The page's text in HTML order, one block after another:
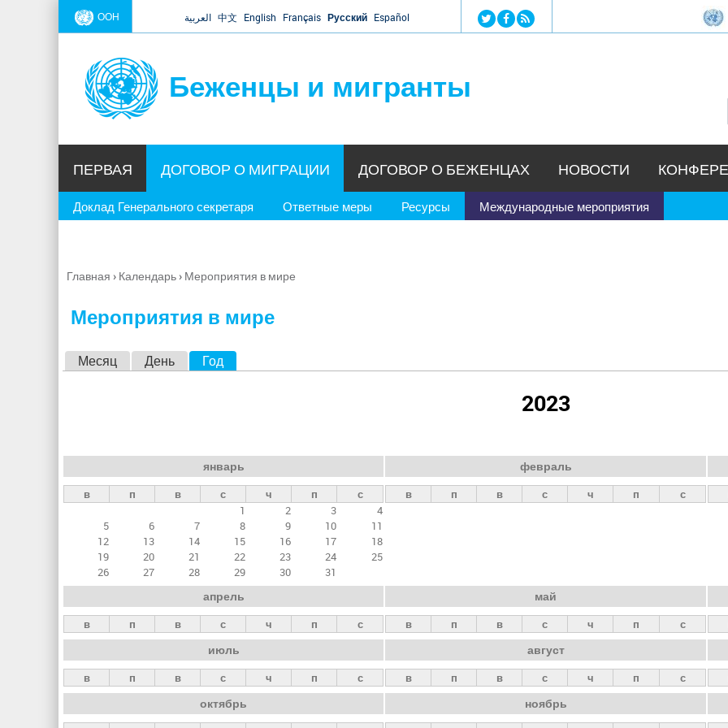
Jump to navigation
ООН العربية 中文 English Français Русский Español
Беженцы и мигранты
ПЕРВАЯ ДОГОВОР О МИГРАЦИИ
Доклад Генерального секретаря Ответные меры Ресурсы Международные мероприятия
ДОГОВОР О БЕЖЕНЦАХ НОВОСТИ
Вы
Главная › Календарь› Мероприятия в мире
Мероприятия в мире
н
ы
е
а
д
к
и
Месяц День Год
2023
январь
в п в с ч п
с
1
2 3
4
5
6 7 8 9 10
11
12
13 14 15 16 17
18
19
20 21 22 23 24
25
26
27 28 29 30 31
февраль
в п в с ч п с
апрель
в п в с ч п с
май
в п в с ч п с
июль
в п в с ч п с
август
в п в с ч п с
октябрь ноябрь